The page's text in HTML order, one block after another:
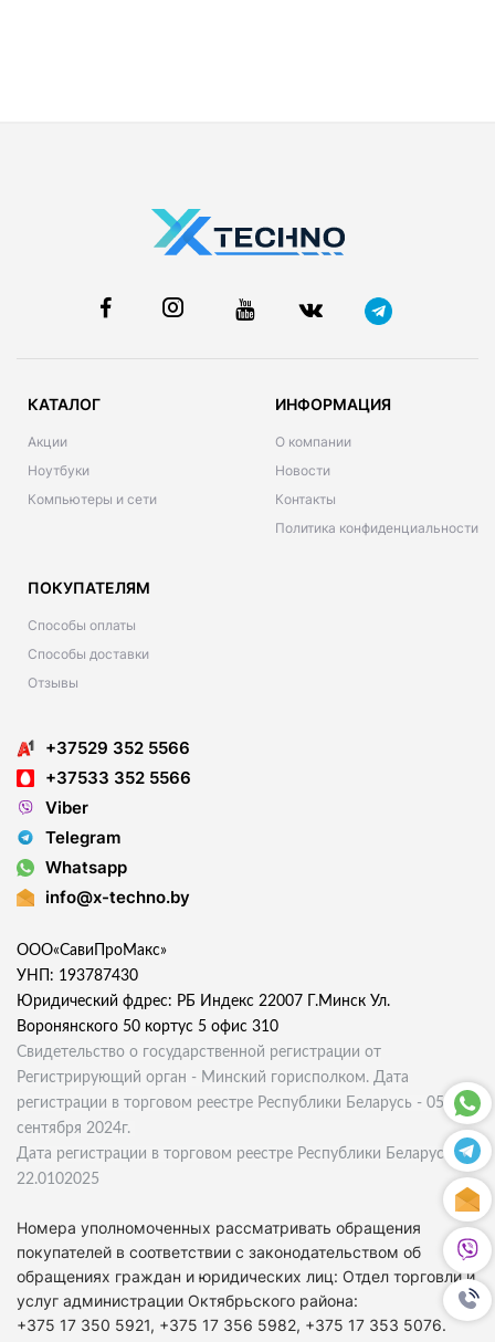
КАТАЛОГ
Акции
Ноутбуки
Компьютеры и сети
ИНФОРМАЦИЯ
О компании
Новости
Контакты
Политика конфиденциальности
ПОКУПАТЕЛЯМ
Способы оплаты
Способы доставки
Отзывы
+37529 352 5566
+37533 352 5566
Viber
Telegram
Whatsapp
info@x-techno.by
ООО«СавиПроМакс»
УНП: 193787430
Юридический фдрес: РБ Индекс 22007 Г.Минск Ул.
Воронянского 50 кортус 5 офис 310
Свидетельство о государственной регистрации от
Регистрирующий орган - Минский горисполком. Дата
регистрации в торговом реестре Республики Беларусь - 05
сентября 2024г.
Дата регистрации в торговом реестре Республики Беларусь
22.0102025
Номера уполномоченных рассматривать обращения
покупателей в соответствии с законодательством об
обращениях граждан и юридических лиц: Отдел торговли и
услуг администрации Октябрьского района:
+375 17 350 5921, +375 17 356 5982, +375 17 353 5076.